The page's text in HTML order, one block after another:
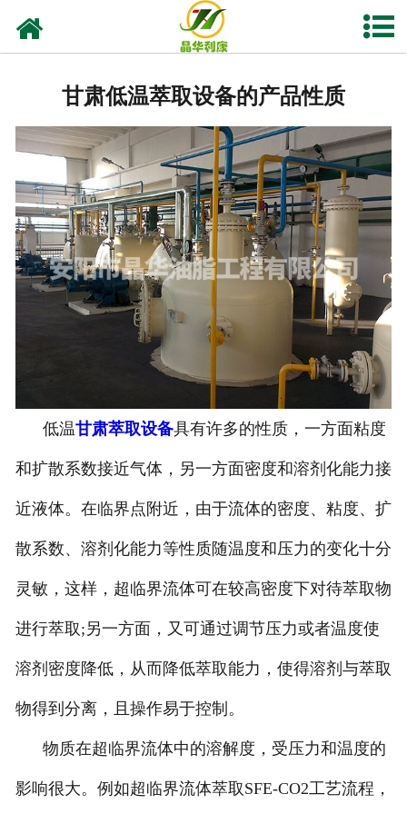
业务及应用
工程业绩
技术资料
新闻中心
关于晶华
联系我们
甘肃低温萃取设备的产品性质
低温甘肃萃取设备具有许多的性质，一方面粘度
和扩散系数接近气体，另一方面密度和溶剂化能力接
近液体。在临界点附近，由于流体的密度、粘度、扩
散系数、溶剂化能力等性质随温度和压力的变化十分
灵敏，这样，超临界流体可在较高密度下对待萃取物
进行萃取;另一方面，又可通过调节压力或者温度使
溶剂密度降低，从而降低萃取能力，使得溶剂与萃取
物得到分离，且操作易于控制。
物质在超临界流体中的溶解度，受压力和温度的
影响很大。例如超临界流体萃取SFE-CO2工艺流程，